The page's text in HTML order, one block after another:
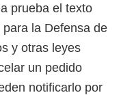
prueba el texto
la Defensa de
y otras leyes
un pedido
notificarlo por